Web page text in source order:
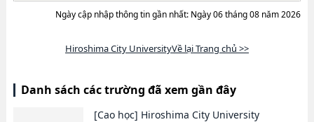
Ngày cập nhập thông tin gần nhất: Ngày 06 tháng 08 năm 2026
Hiroshima City UniversityVề lại Trang chủ >>
Danh sách các trường đã xem gần đây
[Cao học] Hiroshima City University